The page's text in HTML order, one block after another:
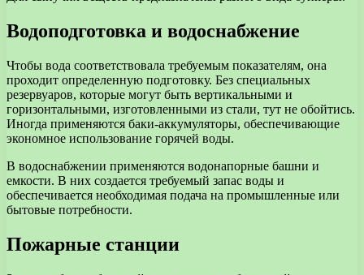
Водоподготовка и водоснабжение
Чтобы вода соответствовала требуемым показателям, она
проходит определенную подготовку. Без специальных
резервуаров, которые могут быть вертикальными и
горизонтальными, изготовленными из стали, тут не обойтись.
Иногда применяются баки-аккумуляторы, обеспечивающие
экономное использование горячей воды.
В водоснабжении применяются водонапорные башни и
емкости. В них создается требуемый запас воды и
обеспечивается необходимая подача на промышленные или
бытовые потребности.
Пожарные станции